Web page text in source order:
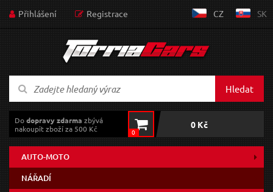
Přihlášení Registrace CZ SK
Hledat
Dodopravy zdarma zbývá
nakoupit zboží za 500 Kč
0
0 Kč
AUTO-MOTO
NÁŘADÍ